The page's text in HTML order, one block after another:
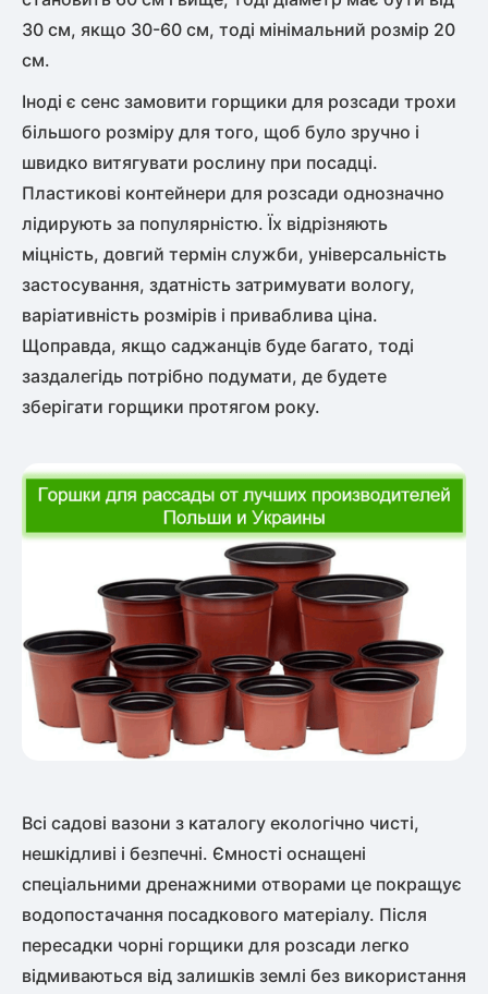
30 см, якщо 30-60 см, тоді мінімальний розмір 20
см.
Іноді є сенс замовити горщики для розсади трохи
більшого розміру для того, щоб було зручно і
швидко витягувати рослину при посадці.
Пластикові контейнери для розсади однозначно
лідирують за популярністю. Їх відрізняють
міцність, довгий термін служби, універсальність
застосування, здатність затримувати вологу,
варіативність розмірів і приваблива ціна.
Щоправда, якщо саджанців буде багато, тоді
заздалегідь потрібно подумати, де будете
зберігати горщики протягом року.
Всі садові вазони з каталогу екологічно чисті,
нешкідливі і безпечні. Ємності оснащені
спеціальними дренажними отворами це покращує
водопостачання посадкового матеріалу. Після
пересадки чорні горщики для розсади легко
відмиваються від залишків землі без використання